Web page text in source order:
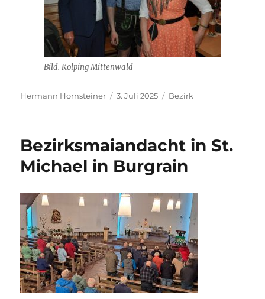
Bild. Kolping Mittenwald
Autor
Hermann Hornsteiner
Veröffentlicht
3. Juli 2025 Kategorien
Bezirk
Bezirksmaiandacht in St.
Michael in Burgrain